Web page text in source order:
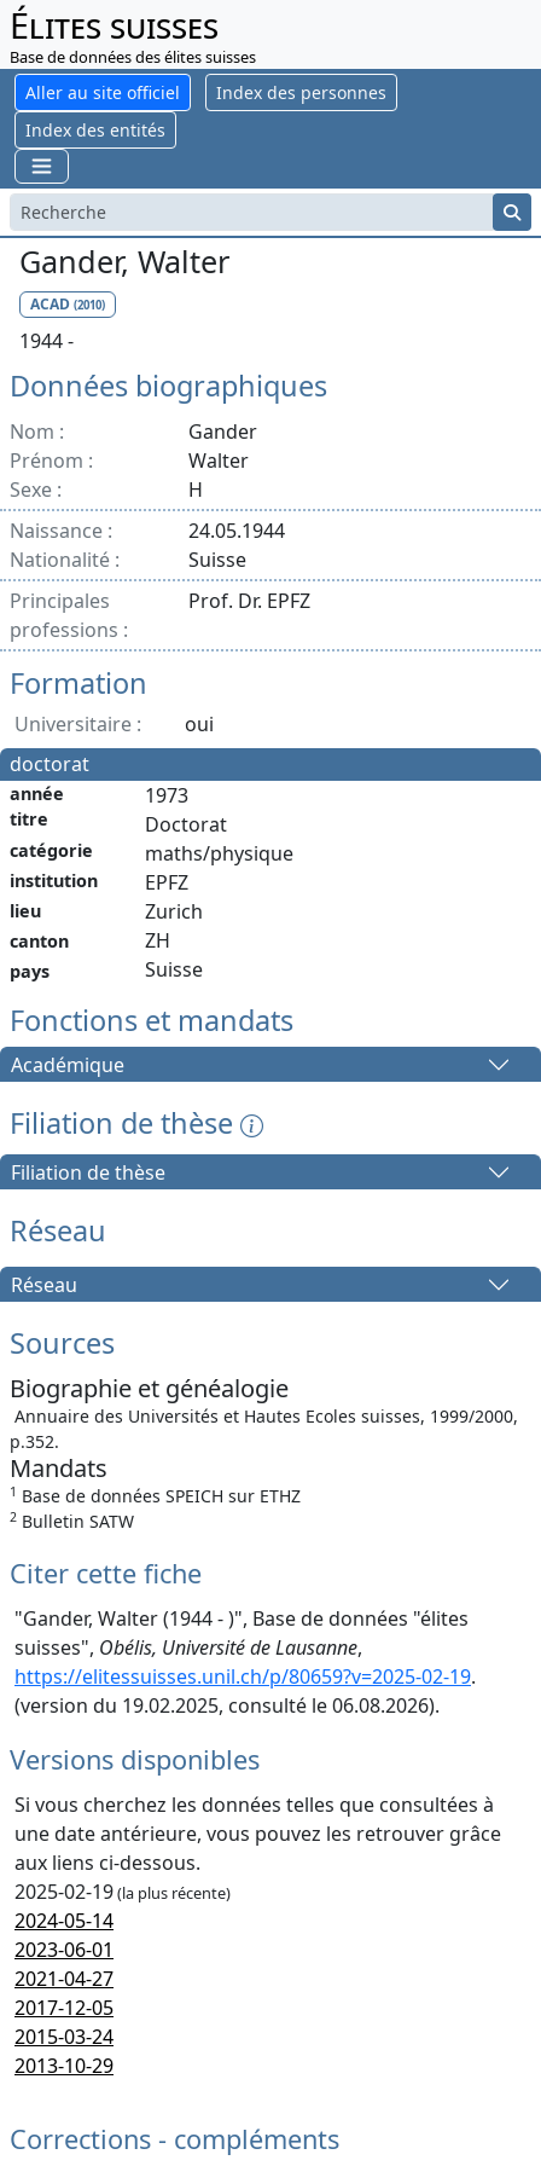
Élites suisses
Base de données des élites suisses
Aller au site officiel
Index des personnes
Index des entités
Gander, Walter
ACAD (2010)
1944 -
Données biographiques
Nom :
Gander
Prénom :
Walter
Sexe :
H
Naissance :
24.05.1944
Nationalité :
Suisse
Principales
professions :
Prof. Dr. EPFZ
Formation
Universitaire :
oui
doctorat
année
titre
catégorie
institution
lieu
canton
pays
1973
Doctorat
maths/physique
EPFZ
Zurich
ZH
Suisse
Fonctions et mandats
Académique
Filiation de thèse
Filiation de thèse
Réseau
Réseau
Sources
Biographie et généalogie
Annuaire des Universités et Hautes Ecoles suisses, 1999/2000,
p.352.
Mandats
1 Base de données SPEICH sur ETHZ
2 Bulletin SATW
Citer cette fiche
"Gander, Walter (1944 - )", Base de données "élites
suisses", Obélis, Université de Lausanne,
https://elitessuisses.unil.ch/p/80659?v=2025-02-19.
(version du 19.02.2025, consulté le 06.08.2026).
Versions disponibles
Si vous cherchez les données telles que consultées à
une date antérieure, vous pouvez les retrouver grâce
aux liens ci-dessous.
2025-02-19(la plus récente)
2024-05-14
2023-06-01
2021-04-27
2017-12-05
2015-03-24
2013-10-29
Corrections - compléments